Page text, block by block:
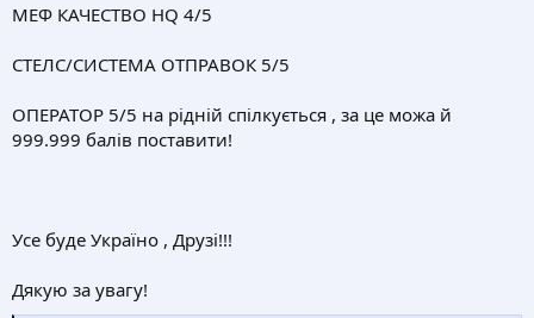
МЕФ КАЧЕСТВО HQ 4/5
СТЕЛС/СИСТЕМА ОТПРАВОК 5/5
ОПЕРАТОР 5/5 на рідній спілкується , за це можа й
999.999 балів поставити!
Усе буде Україно , Друзі!!!
Дякую за увагу!